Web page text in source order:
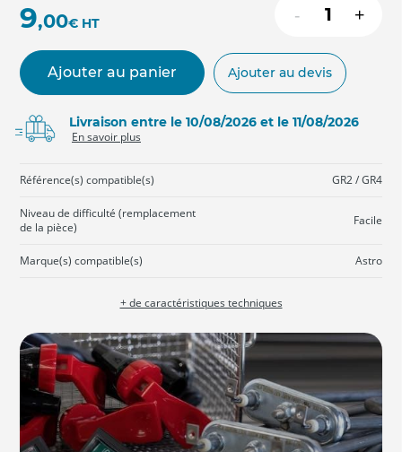
9,00€ HT - +
Ajouter au panier Ajouter au devis
Livraison entre le 10/08/2026 et le 11/08/2026
En savoir plus
Référence(s) compatible(s) GR2 / GR4
Niveau de difficulté (remplacement
de la pièce)
Facile
Marque(s) compatible(s) Astro
+ de caractéristiques techniques